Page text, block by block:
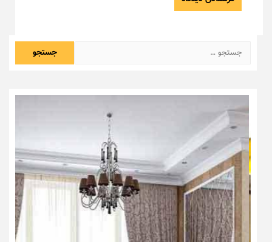
جستجو
برای: